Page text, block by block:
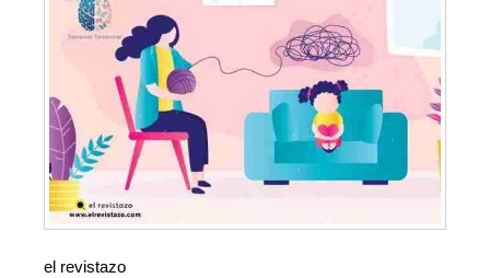
el revistazo